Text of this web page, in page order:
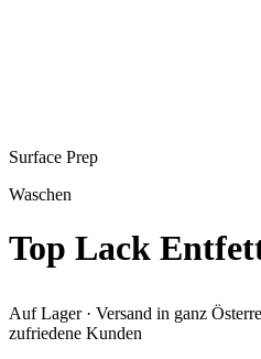
Surface Prep
Waschen
Top Lack
Auf Lager · Versand in ganz
zufriedene Kunden